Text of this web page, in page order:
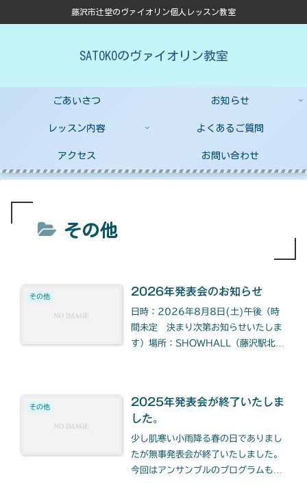
藤沢市辻堂のヴァイオリン個人レッスン教室
SATOKOのヴァイオリン教室
ごあいさつ お知らせ
レッスン内容 よくあるご質問
アクセス お問い合わせ
その他
その他 2026年発表会のお知らせ
日時：2026年8月8日(土)午後（時
間未定 決まり次第お知らせいたしま
す）場所：SHOWHALL（藤沢駅北口
く、そんな有意義な発表会になればと
思っています。ピアノに平井敬子先
生、ヴァイオリン（ビオラ）に芦川侑
美先生をお迎えして素敵な発表会を作
っていきます。入場無料ですのでどな
その他
2025年発表会が終了いたしま
した。
少し肌寒い小雨降る春の日でありまし
たが無事発表会が終了いたしました。
今回はアンサンブルのプログラムも増